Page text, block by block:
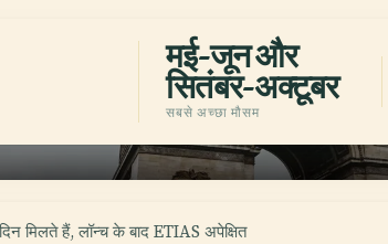
मई-जून और
सितंबर-अक्टूबर
सबसे अच्छा मौसम
मिलते हैं, लॉन्च के बाद ETIAS अपेक्षित